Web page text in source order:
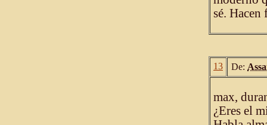
sé. Hacen
13 De:
max,
¿Eres el